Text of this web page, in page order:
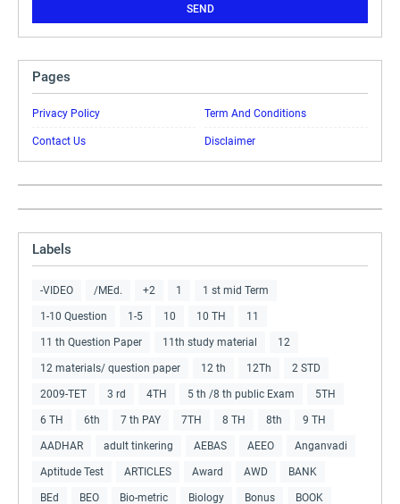
Pages
Privacy Policy Term And Conditions
Contact Us Disclaimer
Labels
-VIDEO /MEd. +2 1 1 st mid Term
1-10 Question 1-5 10 10 TH 11
11 th Question Paper 11th study material 12
12 materials/ question paper 12 th 12Th 2 STD
2009-TET 3 rd 4TH 5 th /8 th public Exam 5TH
6 TH 6th 7 th PAY 7TH 8 TH 8th 9 TH
AADHAR adult tinkering AEBAS AEEO Anganvadi
Aptitude Test ARTICLES Award AWD BANK
BEd BEO Bio-metric Biology Bonus BOOK